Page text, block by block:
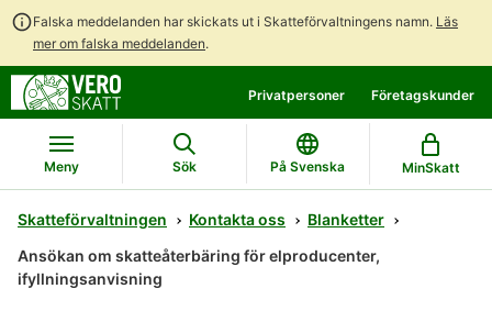
Falska meddelanden har skickats ut i Skatteförvaltningens namn. Läs
mer om falska meddelanden.
direkt
till
innehållet
till
hela
webbplatsens
sökning
Privatpersoner Företagskunder
Meny Sök På Svenska MinSkatt
Skatteförvaltningen Kontakta oss
Blanketter
Ansökan om skatteåterbäring för elproducenter,
ifyllningsanvisning